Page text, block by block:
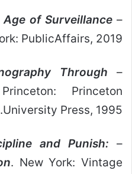
– Zuboff, Shoshana:
Age of Surveillance
PublicAffairs, 2019.
– Marcus, George:
Through
Princeton
University Press, 1995.
– Foucault, Michel:
and Punish:
. New York: Vintage